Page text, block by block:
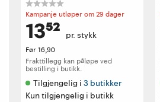
Kampanje utløper om 29 dager
13⁵² pr. stykk
Før 16,90
Frakttillegg kan påløpe ved
bestilling i butikk.
Tilgjengelig i 3 butikker
Kun tilgjengelig i butikk